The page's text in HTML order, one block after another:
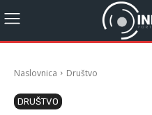
Naslovnica Društvo
DRUŠTVO